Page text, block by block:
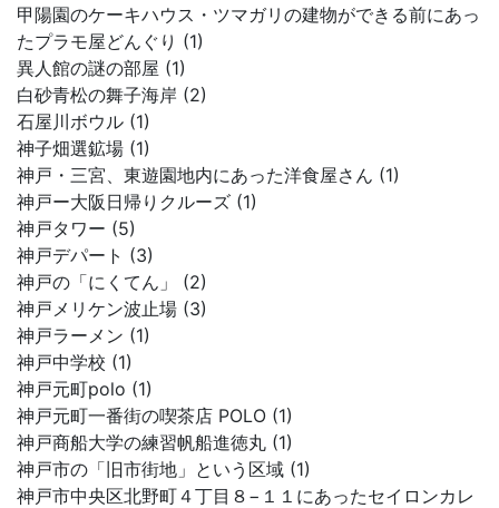
甲陽園のケーキハウス・ツマガリの建物ができる前にあっ
たプラモ屋どんぐり (1)
異人館の謎の部屋 (1)
白砂青松の舞子海岸 (2)
石屋川ボウル (1)
神子畑選鉱場 (1)
神戸・三宮、東遊園地内にあった洋食屋さん (1)
神戸ー大阪日帰りクルーズ (1)
神戸タワー (5)
神戸デパート (3)
神戸の「にくてん」 (2)
神戸メリケン波止場 (3)
神戸ラーメン (1)
神戸中学校 (1)
神戸元町polo (1)
神戸元町一番街の喫茶店 POLO (1)
神戸商船大学の練習帆船進徳丸 (1)
神戸市の「旧市街地」という区域 (1)
神戸市中央区北野町４丁目８−１１にあったセイロンカレ